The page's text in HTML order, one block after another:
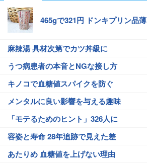
465gで321円 ドンキプリン品薄
麻辣湯 具材次第でカツ丼級に
うつ病患者の本音とNGな接し方
キノコで血糖値スパイクを防ぐ
メンタルに良い影響を与える趣味
「モテるためのヒント」326人に
容姿と寿命 28年追跡で見えた差
あたりめ 血糖値を上げない理由